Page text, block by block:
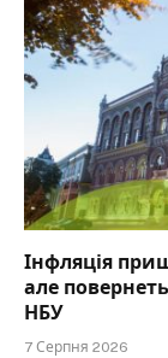
Інфляція
але
НБУ
7 Серпня 2026